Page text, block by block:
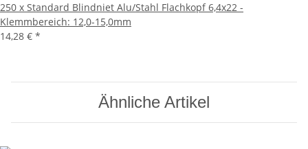
250 x Standard Blindniet Alu/Stahl Flachkopf 6,4x22 -
Klemmbereich: 12,0-15,0mm
14,28 € *
Ähnliche Artikel